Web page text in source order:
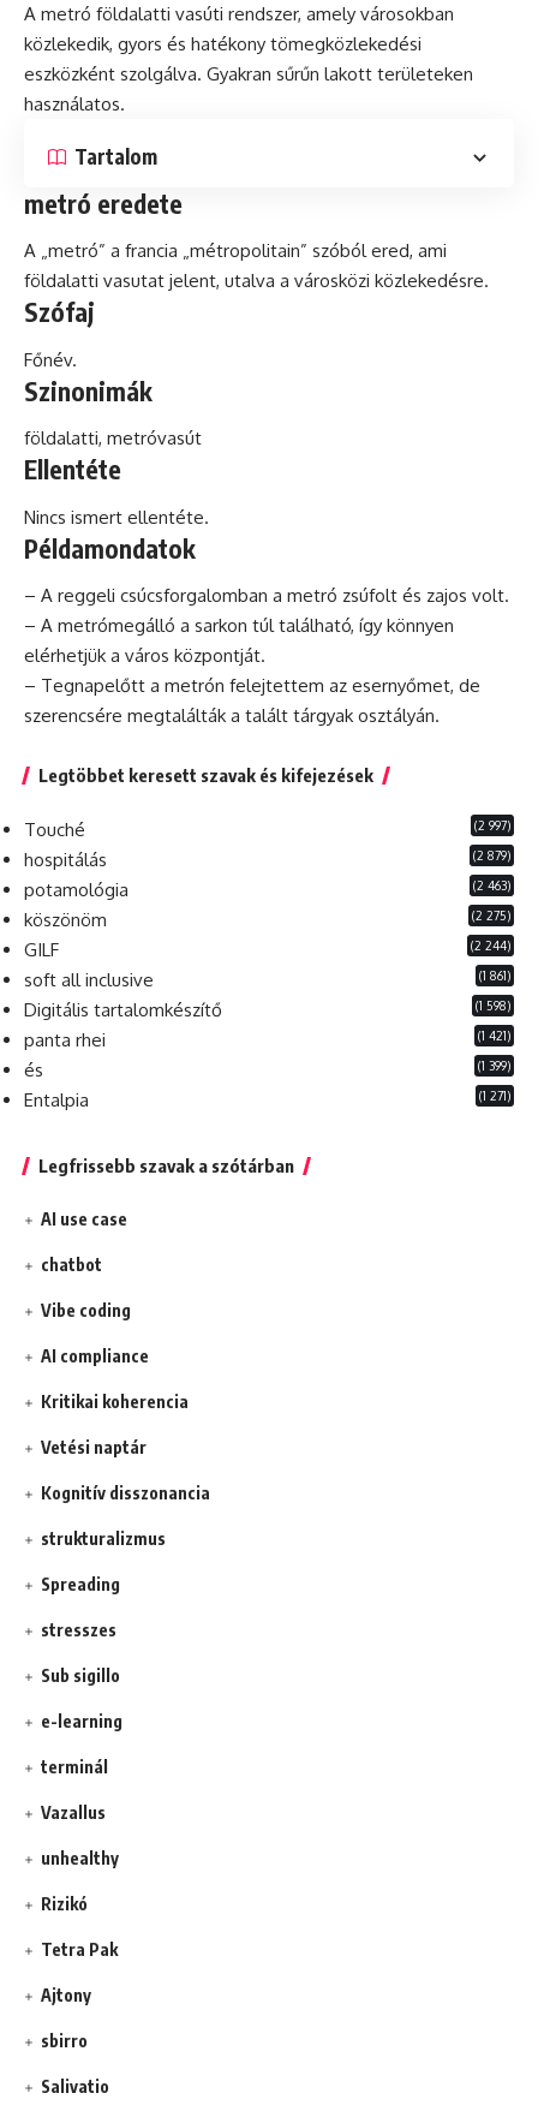
A metró földalatti vasúti rendszer, amely városokban
közlekedik, gyors és hatékony tömegközlekedési
eszközként szolgálva. Gyakran sűrűn lakott területeken
használatos.
Tartalom
metró eredete
A „metró” a francia „métropolitain” szóból ered, ami
földalatti vasutat jelent, utalva a városközi közlekedésre.
Szófaj
Főnév.
Szinonimák
földalatti, metróvasút
Ellentéte
Nincs ismert ellentéte.
Példamondatok
– A reggeli csúcsforgalomban a metró zsúfolt és zajos volt.
– A metrómegálló a sarkon túl található, így könnyen
elérhetjük a város központját.
– Tegnapelőtt a metrón felejtettem az esernyőmet, de
szerencsére megtalálták a talált tárgyak osztályán.
Legtöbbet keresett szavak és kifejezések
Touché (2 997)
hospitálás (2 879)
potamológia (2 463)
köszönöm (2 275)
GILF (2 244)
soft all inclusive (1 861)
Digitális tartalomkészítő (1 598)
panta rhei (1 421)
és (1 399)
Entalpia (1 271)
Legfrissebb szavak a szótárban
AI use case
chatbot
Vibe coding
AI compliance
Kritikai koherencia
Vetési naptár
Kognitív disszonancia
strukturalizmus
Spreading
stresszes
Sub sigillo
e-learning
terminál
Vazallus
unhealthy
Rizikó
Tetra Pak
Ajtony
sbirro
Salivatio